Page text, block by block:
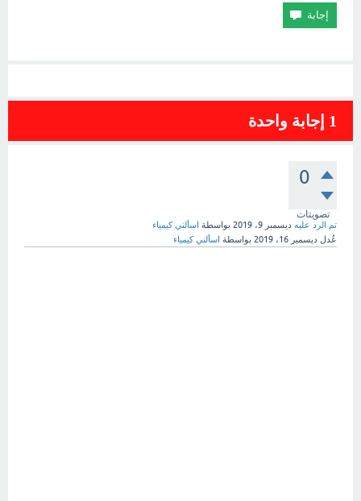
1 إجابة واحدة
0
تصويتات
تم الرد عليه ديسمبر 9، 2019 بواسطة اسألني كيمياء
عُدل ديسمبر 16، 2019 بواسطة اسألني كيمياء